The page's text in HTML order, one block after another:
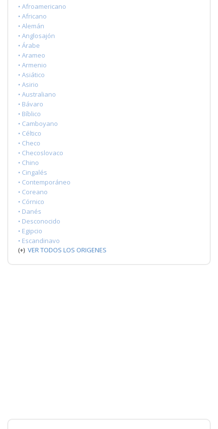
• Afroamericano
• Africano
• Alemán
• Anglosajón
• Árabe
• Arameo
• Armenio
• Asiático
• Asirio
• Australiano
• Bávaro
• Bíblico
• Camboyano
• Céltico
• Checo
• Checoslovaco
• Chino
• Cingalés
• Contemporáneo
• Coreano
• Córnico
• Danés
• Desconocido
• Egipcio
• Escandinavo
(+) VER TODOS LOS ORIGENES